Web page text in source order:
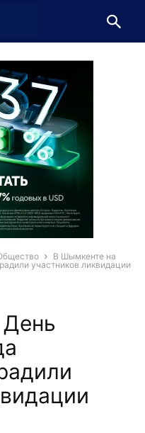
В Шымкенте на
участников ликвидации